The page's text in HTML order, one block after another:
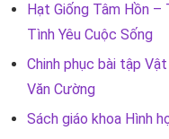
Hạt Giống Tâm Hồn –
Tình Yêu Cuộc Sống
Chinh phục bài tập
Văn Cường
Sách giáo khoa Hình